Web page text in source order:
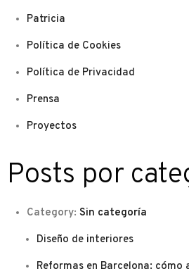
Patricia
Política de Cookies
Política de Privacidad
Prensa
Proyectos
Posts por
Category: Sin categoría
Diseño de interiores
Reformas en Barcelona: cómo